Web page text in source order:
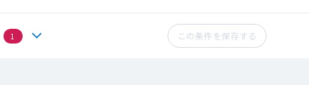
1 この条件を保存する